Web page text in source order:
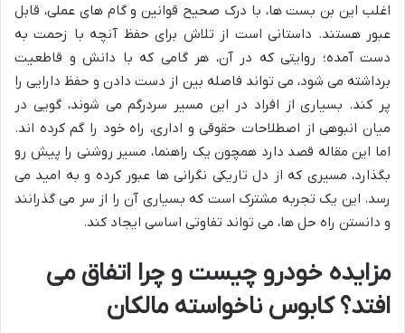
اغلب این بن بست ها، با درک صحیح قوانین و گام های عملی، قابل
عبور هستند. داستانی است از تلاش برای حفظ آنچه با زحمت به
دست آمده؛ روایتی که در آن، هر گامی که با دانش و قاطعیت
برداشته می شود، می تواند فاصله بین از دست دادن و حفظ دارایی را
پر کند. بسیاری از افراد در این مسیر سردرگم می شوند، گویی در
میان انبوهی از اصطلاحات حقوقی و اداری، راه خود را گم کرده اند.
اما این مقاله قصد دارد همچون یک راهنما، مسیر روشنی را پیش رو
بگذارد، مسیری که از دل تاریکی نگرانی ها عبور کرده و به امید می
رسد. این یک تجربه مشترک است که بسیاری آن را از سر می گذرانند
و دانستن راه حل ها، می تواند تفاوتی اساسی ایجاد کند.
مزایده خودرو چیست و چرا اتفاق می
افتد؟ کابوس ناخواسته مالکان